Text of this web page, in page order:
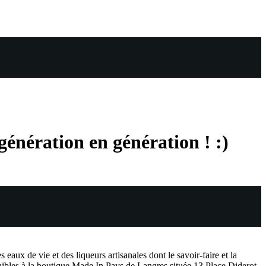
en génération ! :)
de vie et des liqueurs artisanales dont le savoir-faire et la